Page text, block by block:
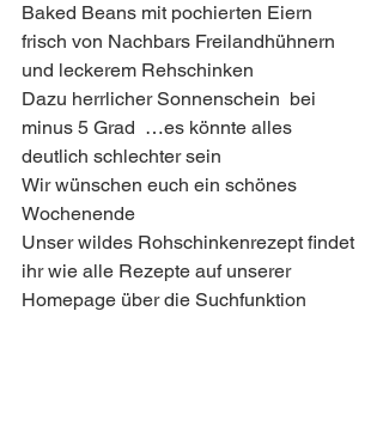
Baked Beans mit pochierten Eiern
frisch von Nachbars Freilandhühnern
und leckerem Rehschinken
Dazu herrlicher Sonnenschein  bei
minus 5 Grad  …es könnte alles
deutlich schlechter sein
Wir wünschen euch ein schönes
Wochenende
Unser wildes Rohschinkenrezept findet
ihr wie alle Rezepte auf unserer
Homepage über die Suchfunktion